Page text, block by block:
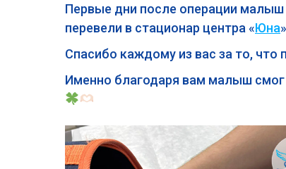
Первые дни после операции
перевели в стационар центра «Юна
Спасибо каждому из вас за то, что
Именно благодаря вам малыш